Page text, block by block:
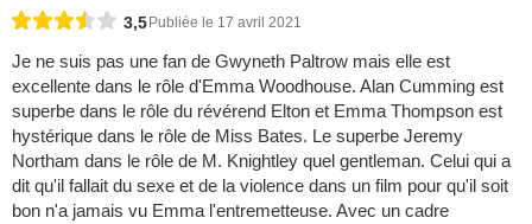
3,5 Publiée le 17 avril 2021
Je ne suis pas une fan de Gwyneth Paltrow mais elle est
excellente dans le rôle d'Emma Woodhouse. Alan Cumming est
superbe dans le rôle du révérend Elton et Emma Thompson est
hystérique dans le rôle de Miss Bates. Le superbe Jeremy
Northam dans le rôle de M. Knightley quel gentleman. Celui qui a
dit qu'il fallait du sexe et de la violence dans un film pour qu'il soit
bon n'a jamais vu Emma l'entremetteuse. Avec un cadre